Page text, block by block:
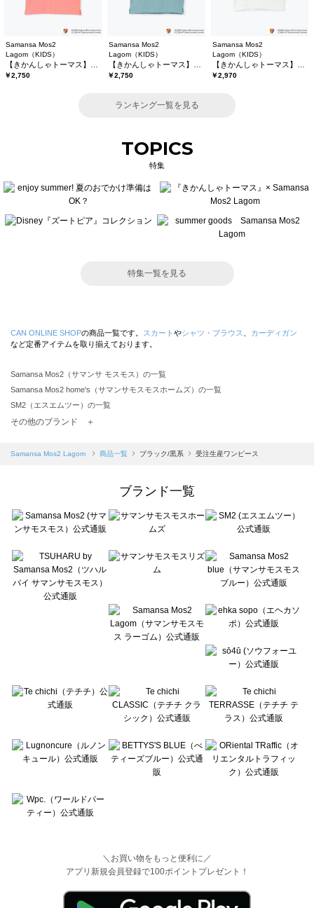
Samansa Mos2
Lagom（KIDS）
￥2,750
Samansa Mos2
Lagom（KIDS）
￥2,750
Samansa Mos2
Lagom（KIDS）
￥2,970
ランキング一覧を見る
TOPICS
特集
特集一覧を見る
CAN ONLINE SHOPの商品一覧です。 スカート やシャツ・ブラウス
カーディガン
など定番アイテムを取り揃えております。
Samansa Mos2（サマンサ モスモス）の一覧
Samansa Mos2 home's（サマンサモスモスホームズ）の一覧
SM2（エスエムツー）の一覧
TSUHARU by Samansa Mos2（ツハルバイサマンサモスモス）の一覧
Samansa Mos2 blue（サマンサモスモス ブルー）の一覧
Te chichi（テチチ）の一覧
Te chichi CLASSIC（テチチ クラシック）の一覧
Lugnoncure（ルノンキュール）の一覧
BETTY'S BLUE（べティーズブルー）の一覧
Wpc.（ワールドパーティー）の一覧
その他のブランド ＋
Samansa Mos2 Lagom 商品一覧 ブラック/黒系 受注生産ワンピース
ブランド一覧
＼お買い物をもっと便利に／
アプリ新規会員登録で100ポイントプレゼント！